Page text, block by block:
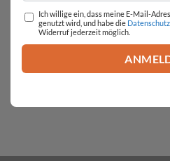
Ich willige ein, dass meine E-Mail-
genutzt wird, und habe die
Widerruf jederzeit möglich.